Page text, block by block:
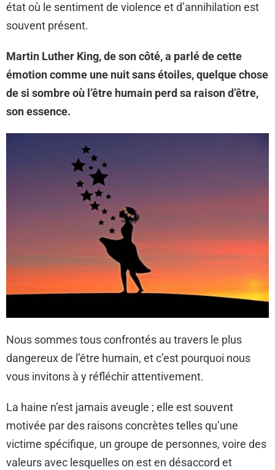
état où le sentiment de violence et d’annihilation est
souvent présent.
Martin Luther King, de son côté, a parlé de cette
émotion comme une nuit sans étoiles, quelque chose
de si sombre où l’être humain perd sa raison d’être,
son essence.
Nous sommes tous confrontés au travers le plus
dangereux de l’être humain, et c’est pourquoi nous
vous invitons à y réfléchir attentivement.
La haine n’est jamais aveugle ; elle est souvent
motivée par des raisons concrètes telles qu’une
victime spécifique, un groupe de personnes, voire des
valeurs avec lesquelles on est en désaccord et